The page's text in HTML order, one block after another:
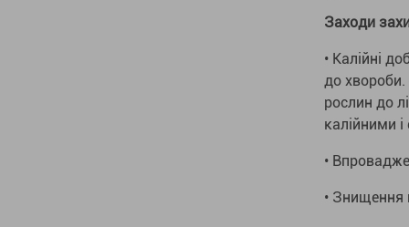
Заходи
• Калійні
до хвороби.
рослин до
калійними
•
• Знищeння